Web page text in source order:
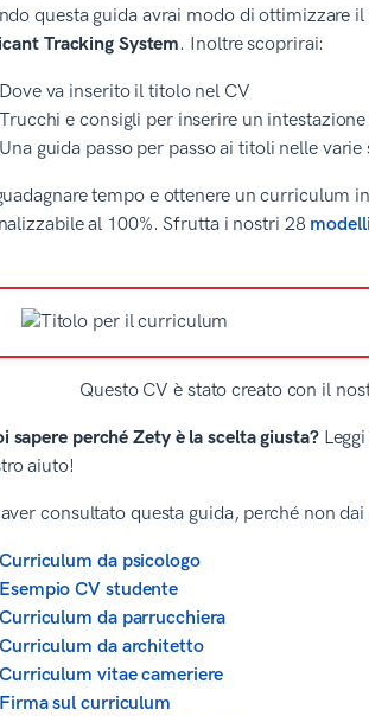
questa guida avrai modo di
Tracking System. Inoltre scoprirai:
Dove va inserito il titolo nel CV
Trucchi e consigli per inserire un
Una guida passo per passo ai titoli nelle
tempo e ottenere un curriculum
al 100%. Sfrutta i nostri 28
Questo CV è stato creato con il
sapere perché Zety è la scelta giusta?Leggi
aiuto!
consultato questa guida, perché non
Curriculum da psicologo
Esempio CV studente
Curriculum da parrucchiera
Curriculum da architetto
Curriculum vitae cameriere
Firma sul curriculum